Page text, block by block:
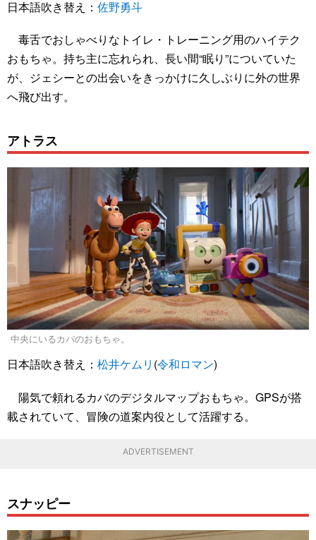
日本語吹き替え： 佐野勇斗
毒舌でおしゃべりなトイレ・トレーニング用のハイテク
おもちゃ。持ち主に忘れられ、長い間“眠り”についていた
が、ジェシーとの出会いをきっかけに久しぶりに外の世界
へ飛び出す。
アトラス
中央にいるカバのおもちゃ。
日本語吹き替え： 松井ケムリ (令和ロマン)
陽気で頼れるカバのデジタルマップおもちゃ。GPSが搭
載されていて、冒険の道案内役として活躍する。
ADVERTISEMENT
スナッピー